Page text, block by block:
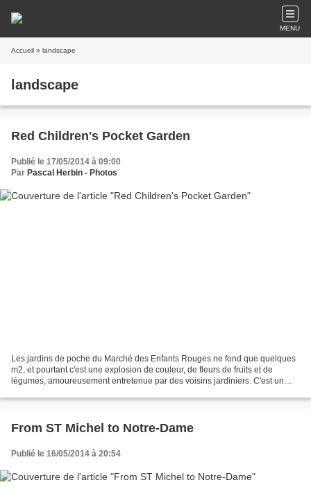
MENU
Accueil » landscape
landscape
Red Children's Pocket Garden
Publié le 17/05/2014 à 09:00
Par Pascal Herbin - Photos
Les jardins de poche du Marché des Enfants Rouges ne fond que quelques
m2, et pourtant c'est une explosion de couleur, de fleurs de fruits et de
légumes, amoureusement entretenue par des voisins jardiniers. C'est un
From ST Michel to Notre-Dame
Publié le 16/05/2014 à 20:54